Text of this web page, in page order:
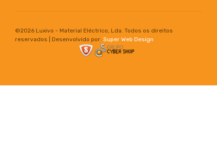
©2026 Luxivo - Material Eléctrico, Lda. Todos os direitos
reservados | Desenvolvido por: Super Web Design